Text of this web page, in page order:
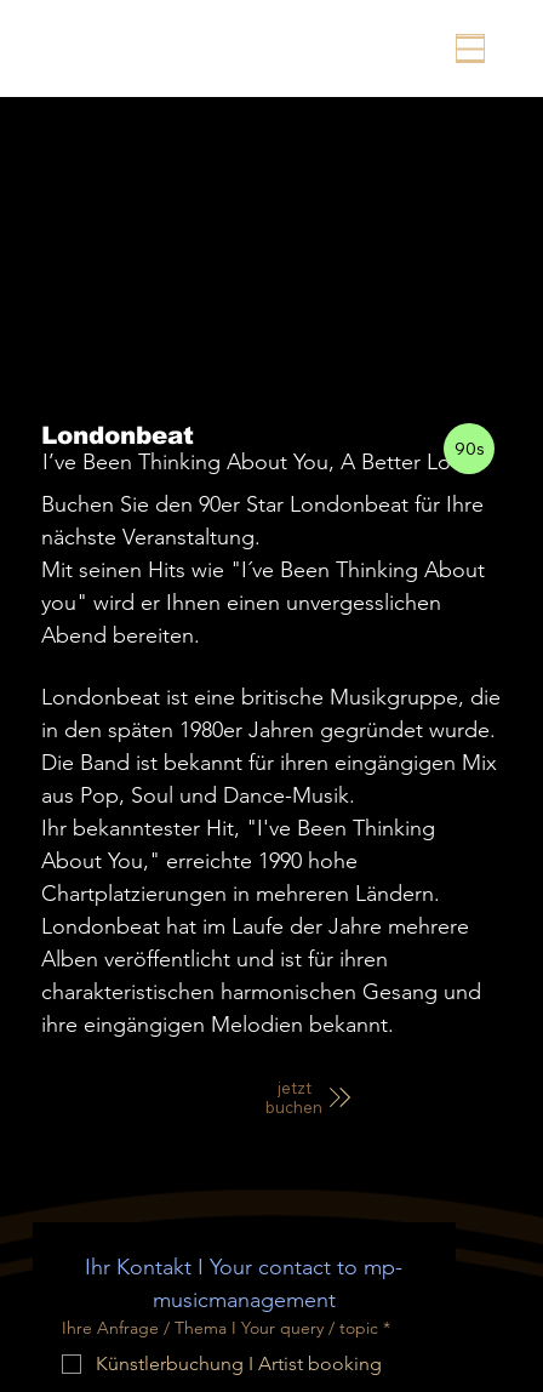
Londonbeat
I’ve Been Thinking About You, A Better Love
90s
Buchen Sie den 90er Star Londonbeat für Ihre
nächste Veranstaltung.
Mit seinen Hits wie "I´ve Been Thinking About
you" wird er Ihnen einen unvergesslichen
Abend bereiten.
jetzt
buchen
Londonbeat ist eine britische Musikgruppe, die
in den späten 1980er Jahren gegründet wurde.
Die Band ist bekannt für ihren eingängigen Mix
aus Pop, Soul und Dance-Musik.
Ihr bekanntester Hit, "I've Been Thinking
About You," erreichte 1990 hohe
Chartplatzierungen in mehreren Ländern.
Londonbeat hat im Laufe der Jahre mehrere
Alben veröffentlicht und ist für ihren
charakteristischen harmonischen Gesang und
ihre eingängigen Melodien bekannt.
Ihr Kontakt I Your contact to mp-
musicmanagement
Ihre Anfrage / Thema I Your query / topic *
Künstlerbuchung I Artist booking